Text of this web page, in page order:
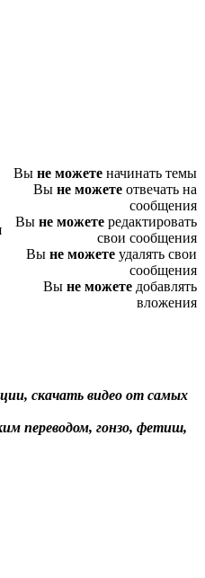
Вы не можете начинать темы
Вы не можете отвечать на
сообщения
Вы не можете редактировать
свои сообщения
Вы не можете удалять свои
сообщения
Вы не можете добавлять
вложения
скачать видео от самых
переводом, гонзо, фетиш,